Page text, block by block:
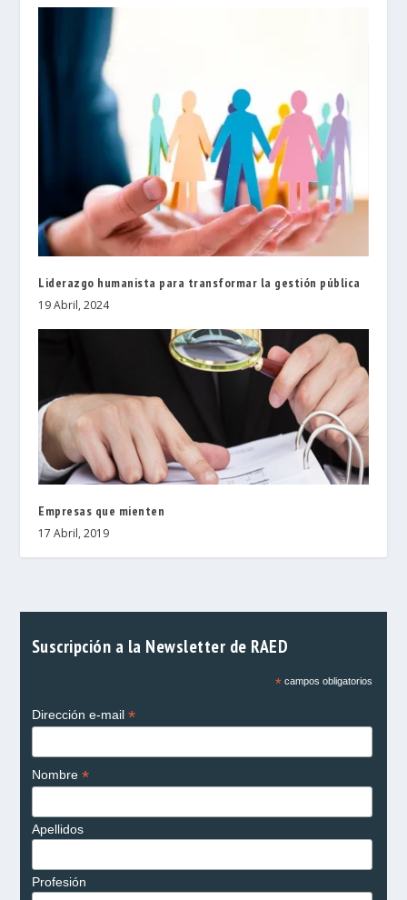
Liderazgo humanista para transformar la gestión pública
19 Abril, 2024
Empresas que mienten
17 Abril, 2019
Suscripción a la Newsletter de RAED
*campos obligatorios
Dirección e-mail *
Nombre *
Apellidos
Profesión